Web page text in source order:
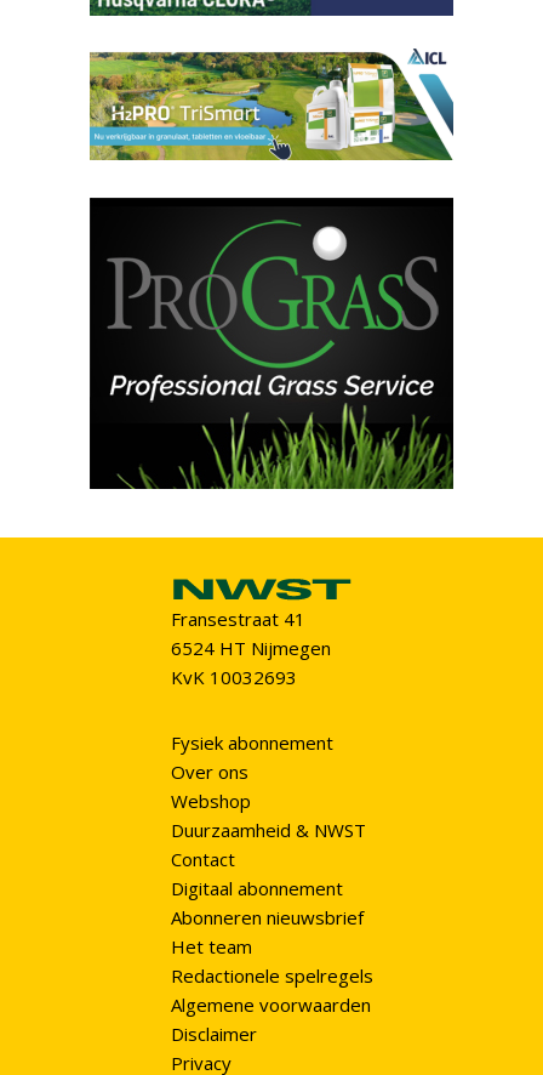
Fransestraat 41
6524 HT Nijmegen
KvK 10032693
Fysiek abonnement
Over ons
Webshop
Duurzaamheid & NWST
Contact
Digitaal abonnement
Abonneren nieuwsbrief
Het team
Redactionele spelregels
Algemene voorwaarden
Disclaimer
Privacy